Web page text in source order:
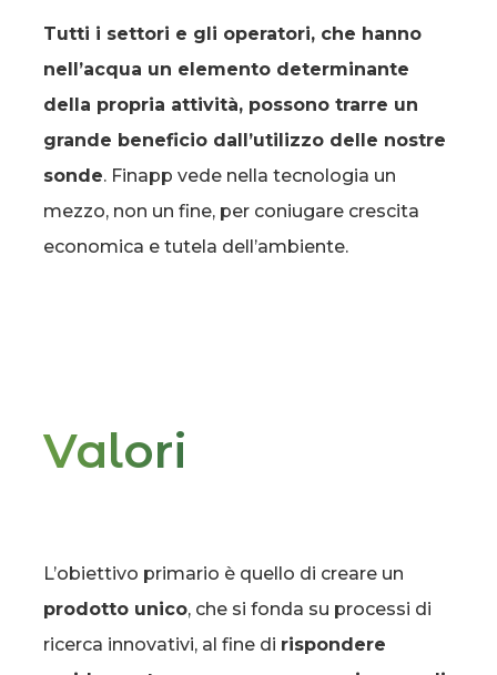
Tutti i settori e gli operatori, che hanno
nell’acqua un elemento determinante
della propria attività, possono trarre un
grande beneficio dall’utilizzo delle nostre
sonde. Finapp vede nella tecnologia un
mezzo, non un fine, per coniugare crescita
economica e tutela dell’ambiente.
Valori
L’obiettivo primario è quello di creare un
prodotto unico, che si fonda su processi di
ricerca innovativi, al fine di rispondere